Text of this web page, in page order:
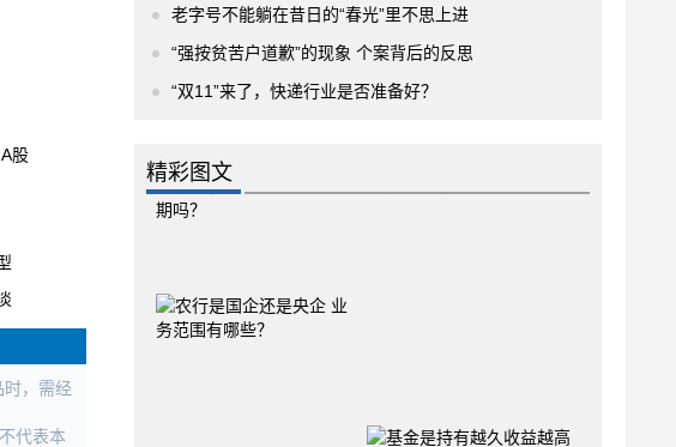
股
时，需经
代表本
老字号不能躺在昔日的“春光”里不思上进
“强按贫苦户道歉”的现象 个案背后的反思
“双11”来了，快递行业是否准备好？
精彩图文